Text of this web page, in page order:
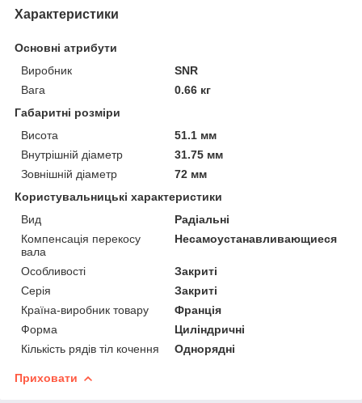
Характеристики
Основні атрибути
Виробник
SNR
Вага
0.66 кг
Габаритні розміри
Висота
51.1 мм
Внутрішній діаметр
31.75 мм
Зовнішній діаметр
72 мм
Користувальницькі характеристики
Вид
Радіальні
Компенсація перекосу
вала
Несамоустанавливающиеся
Особливості
Закриті
Серія
Закриті
Країна-виробник товару
Франція
Форма
Циліндричні
Кількість рядів тіл кочення
Однорядні
Приховати